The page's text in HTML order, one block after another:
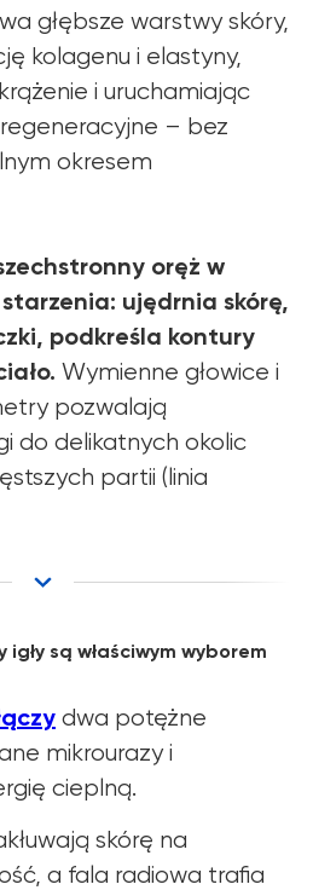
głębsze warstwy skóry,
kolagenu i elastyny,
i uruchamiając
– bez
okresem
oręż w
ujędrnia skórę,
podkreśla kontury
Wymienne głowice i
pozwalają
do delikatnych okolic
partii (linia
igły są właściwym wyborem
dwa potężne
mikrourazy i
cieplną.
skórę na
a fala radiowa trafia